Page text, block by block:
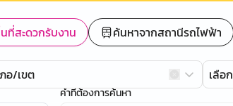
ที่สะดวกรับงาน ค้นหาจากสถานีรถไฟฟ้า
อ/เขต เลือ
คำที่ต้องการค้นหา